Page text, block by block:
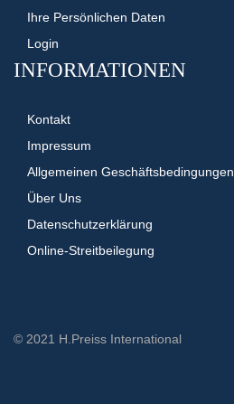
Ihre Persönlichen Daten
Login
INFORMATIONEN
Kontakt
Impressum
Allgemeinen Geschäftsbedingungen
Über Uns
Datenschutzerklärung
Online-Streitbeilegung
© 2021 H.Preiss International